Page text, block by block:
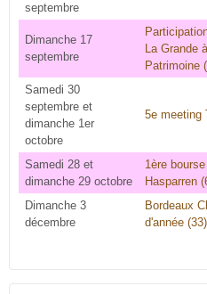
septembre
Dimanche 17
septembre
La Grande
Patrimoine
Samedi 30
septembre et
dimanche 1er
octobre
5e meeting
Samedi 28 et
dimanche 29 octobre
1ère
Hasparren
Dimanche 3
décembre
Bordeaux
d'année (33)